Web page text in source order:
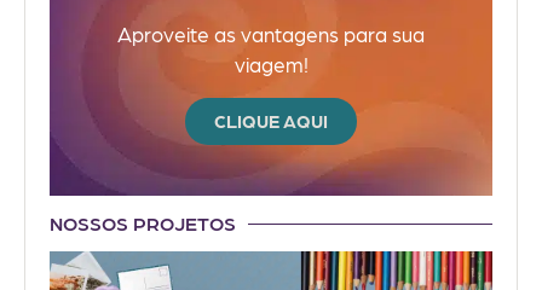
Aproveite as vantagens para sua
viagem!
CLIQUE AQUI
NOSSOS PROJETOS